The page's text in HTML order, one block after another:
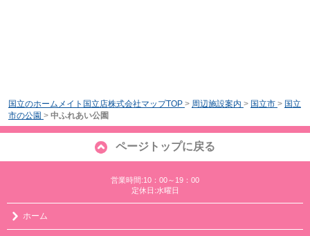
国立のホームメイト国立店株式会社マップTOP > 周辺施設案内 > 国立市 > 国立
市の公園 > 中ふれあい公園
ページトップに戻る
営業時間:10：00～19：00
定休日:水曜日
ホーム